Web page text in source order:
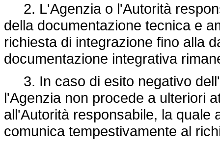
2. L'Agenzia o l'Autorità
della documentazione tecnica e
richiesta di integrazione fino alla
documentazione integrativa
3. In caso di esito negativo
l'Agenzia non procede a ulteriori
all'Autorità responsabile, la quale
comunica tempestivamente al